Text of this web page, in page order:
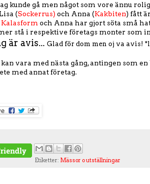
kunde gå men något som vore ännu
(Sockerrus) och Anna (Kakbiten) fått
Kalasform och Anna har gjort söta små
stå i respektive företags monter som
är avis... Glad för dom men oj va avis!
kan vara med nästa gång, antingen som
med annat företag.
Etiketter: Mässor o utställningar